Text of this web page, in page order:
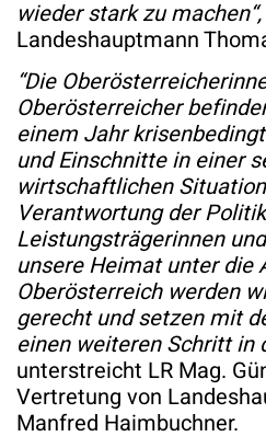
wieder stark zu machen“,
Landeshauptmann
“Die
Oberösterreicher
einem Jahr
und Einschnitte in einer
wirtschaftlichen
Verantwortung der
Leistungsträgerinnen
unsere Heimat unter die
Oberösterreich werden
gerecht und setzen mit
einen weiteren Schritt in
unterstreicht LR Mag.
Vertretung von
Manfred Haimbuchner.